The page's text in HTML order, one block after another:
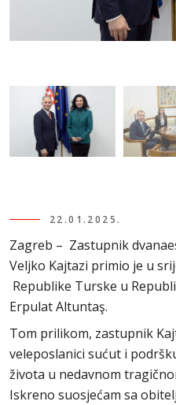
22.01.2025.
Zagreb – Zastupnik
Veljko Kajtazi primio je u
Republike Turske u
Erpulat Altuntaş.
Tom prilikom, zastupnik
veleposlanici sućut i
života u nedavnom
Iskreno suosjećam sa